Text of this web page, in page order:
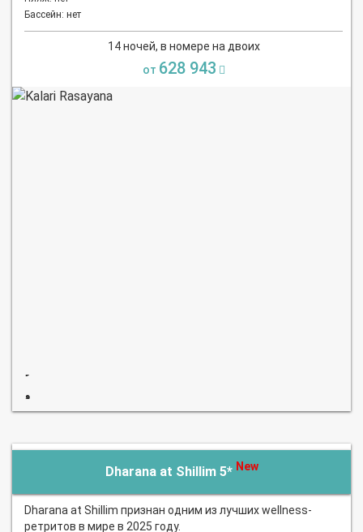
Бассейн: нет
14 ночей, в номере на двоих
от 628 943
Dharana at Shillim 5* New
Dharana at Shillim признан одним из лучших wellness-
ретритов в мире в 2025 году.